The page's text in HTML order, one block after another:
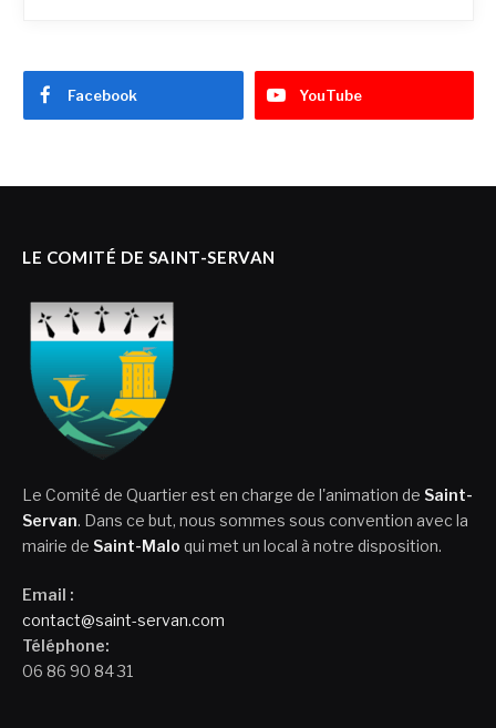
Facebook YouTube
LE COMITÉ DE SAINT-SERVAN
Le Comité de Quartier est en charge de l'animation de Saint-
Servan. Dans ce but, nous sommes sous convention avec la
mairie de Saint-Malo qui met un local à notre disposition.
Email :
contact@saint-servan.com
Téléphone:
06 86 90 84 31